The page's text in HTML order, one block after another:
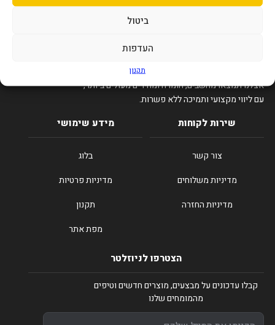
ביטול
העדפות
תקנון
סיפיקס – הבית של הגיימרים והטכנולוגיה בישראל.
אצלנו תמצאו מחשבים, חומרה ומחירים מעולים ביותר,
עם ליווי מקצועי ותמיכה ללא פשרות.
שירות לקוחות
צור קשר
מדיניות משלוחים
מדיניות החזרה
מידע שימושי
בלוג
מדיניות פרטיות
תקנון
מפת אתר
הצטרפו לניוזלטר
קבלו עדכונים על מבצעים, מוצרים חדשים וטיפים
מהמומחים שלנו